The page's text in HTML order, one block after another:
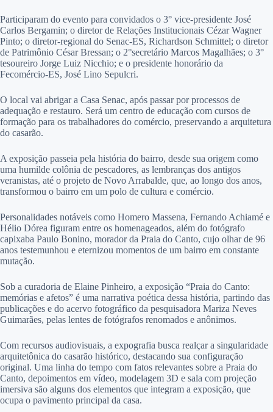
Participaram do evento para convidados o 3° vice-presidente José
Carlos Bergamin; o diretor de Relações Institucionais Cézar Wagner
Pinto; o diretor-regional do Senac-ES, Richardson Schmittel; o diretor
de Patrimônio César Bressan; o 2°secretário Marcos Magalhães; o 3°
tesoureiro Jorge Luiz Nicchio; e o presidente honorário da
Fecomércio-ES, José Lino Sepulcri.
O local vai abrigar a Casa Senac, após passar por processos de
adequação e restauro. Será um centro de educação com cursos de
formação para os trabalhadores do comércio, preservando a arquitetura
do casarão.
A exposição passeia pela história do bairro, desde sua origem como
uma humilde colônia de pescadores, as lembranças dos antigos
veranistas, até o projeto de Novo Arrabalde, que, ao longo dos anos,
transformou o bairro em um polo de cultura e comércio.
Personalidades notáveis como Homero Massena, Fernando Achiamé e
Hélio Dórea figuram entre os homenageados, além do fotógrafo
capixaba Paulo Bonino, morador da Praia do Canto, cujo olhar de 96
anos testemunhou e eternizou momentos de um bairro em constante
mutação.
Sob a curadoria de Elaine Pinheiro, a exposição “Praia do Canto:
memórias e afetos” é uma narrativa poética dessa história, partindo das
publicações e do acervo fotográfico da pesquisadora Mariza Neves
Guimarães, pelas lentes de fotógrafos renomados e anônimos.
Com recursos audiovisuais, a expografia busca realçar a singularidade
arquitetônica do casarão histórico, destacando sua configuração
original. Uma linha do tempo com fatos relevantes sobre a Praia do
Canto, depoimentos em vídeo, modelagem 3D e sala com projeção
imersiva são alguns dos elementos que integram a exposição, que
ocupa o pavimento principal da casa.